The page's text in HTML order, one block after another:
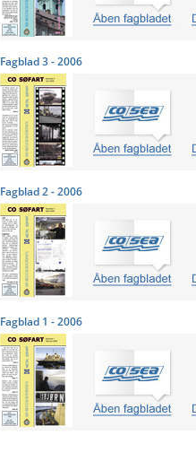
Fagblad 3 - 2006
Fagblad 2 - 2006
Fagblad 1 - 2006